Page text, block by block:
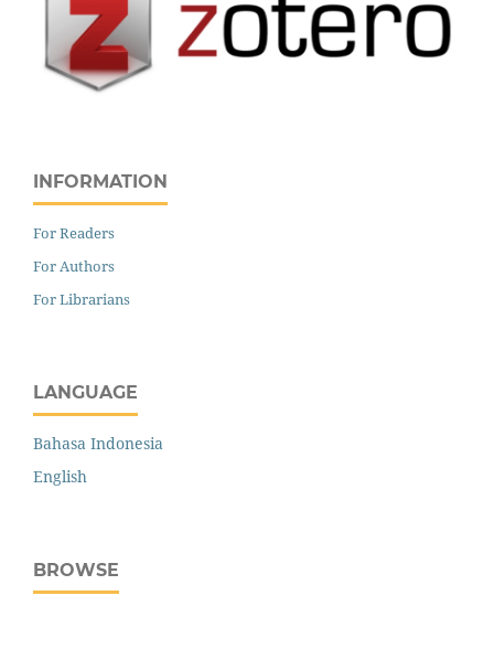
INFORMATION
For Readers
For Authors
For Librarians
LANGUAGE
Bahasa Indonesia
English
BROWSE